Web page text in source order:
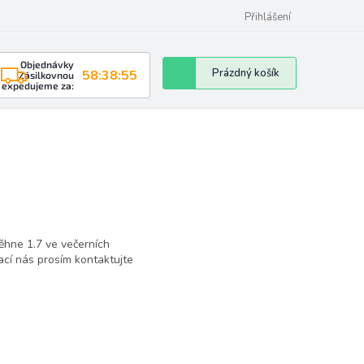
Přihlášení
Objednávky
Zásilkovnou
expedujeme za:
58:38:55
Nákupní
košík
Prázdný košík
1.7 ve večerních
nás prosím kontaktujte